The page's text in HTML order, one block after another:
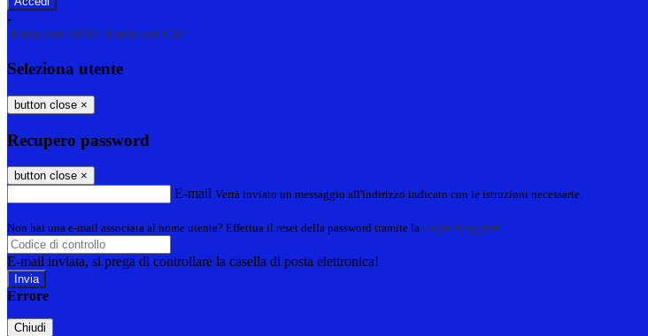
-
Entra con SPID Entra con CIE
Seleziona utente
button close ×
Recupero password
button close ×
E-mail Verrà inviato un messaggio all'indirizzo indicato con le istruzioni necessarie.
Non hai una e-mail associata al nome utente? Effettua il reset della password tramite la Login Spaggiari
E-mail inviata, si prega di controllare la casella di posta elettronica!
Errore
Chiudi